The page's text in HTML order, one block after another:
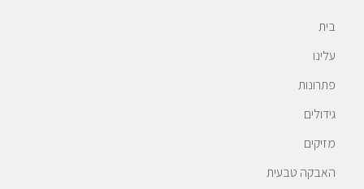
בית
עלינו
פתרונות
גידולים
מזיקים
האבקה טבעית